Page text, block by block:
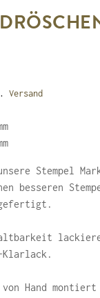
Versand
Stempel
besseren
gefertigt.
Klarlack.
Hand